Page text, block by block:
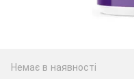
Немає в наявності